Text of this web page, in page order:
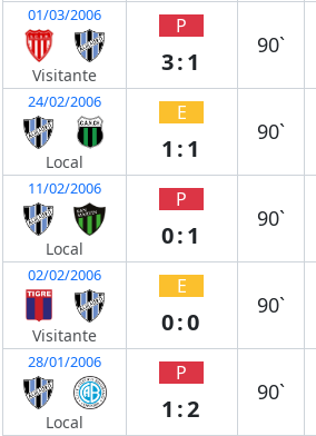
01/03/2006
Visitante
P
3:1
90`
24/02/2006
Local
E
1:1
90`
11/02/2006
Local
P
0:1
90`
02/02/2006
Visitante
E
0:0
90`
28/01/2006
Local
P
1:2
90`